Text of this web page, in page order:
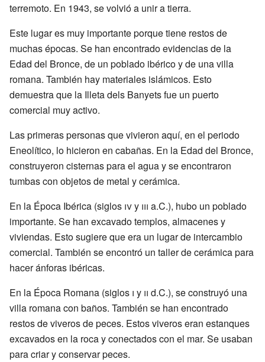
terremoto. En 1943, se volvió a unir a tierra.
Este lugar es muy importante porque tiene restos de
muchas épocas. Se han encontrado evidencias de la
Edad del Bronce, de un poblado ibérico y de una villa
romana. También hay materiales islámicos. Esto
demuestra que la Illeta dels Banyets fue un puerto
comercial muy activo.
Las primeras personas que vivieron aquí, en el periodo
Eneolítico, lo hicieron en cabañas. En la Edad del Bronce,
construyeron cisternas para el agua y se encontraron
tumbas con objetos de metal y cerámica.
En la Época Ibérica (siglos ivy iii a.C.), hubo un poblado
importante. Se han excavado templos, almacenes y
viviendas. Esto sugiere que era un lugar de intercambio
comercial. También se encontró un taller de cerámica para
hacer ánforas ibéricas.
En la Época Romana (siglos i y ii d.C.), se construyó una
villa romana con baños. También se han encontrado
restos de viveros de peces. Estos viveros eran estanques
excavados en la roca y conectados con el mar. Se usaban
para criar y conservar peces.